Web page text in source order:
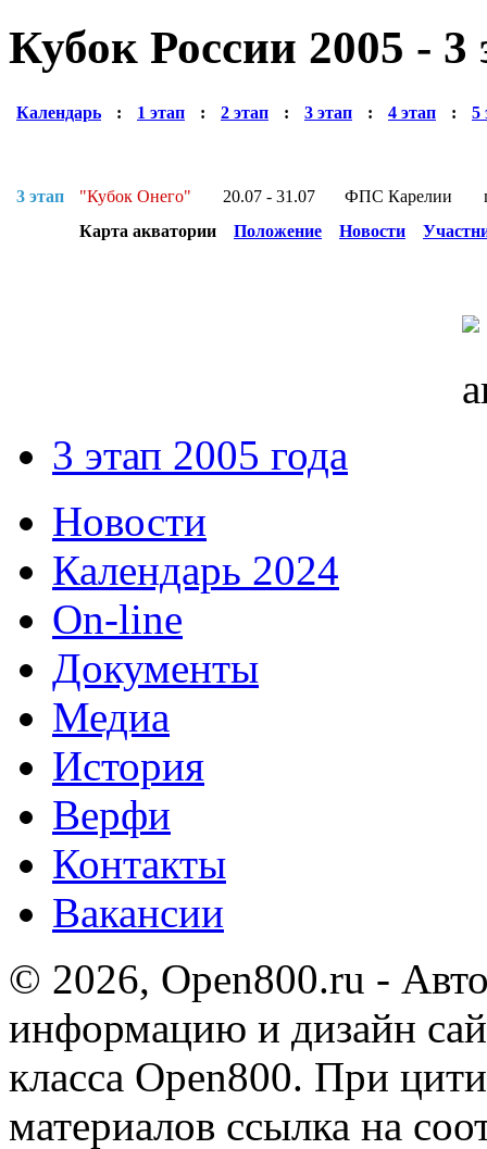
Кубок России 2005 -
Календарь : 1 этап : 2 этап : 3 этап : 4 этап : 5
3 этап "Кубок Онего" 20.07 - 31.07 ФПС Карелии
Карта акватории
Положение Новости
3 этап 2005 года
Новости
Календарь 2024
On-line
Документы
Медиа
История
Верфи
Контакты
Вакансии
© 2026, Open800.ru -
информацию и дизайн
класса Open800. При
материалов ссылка на